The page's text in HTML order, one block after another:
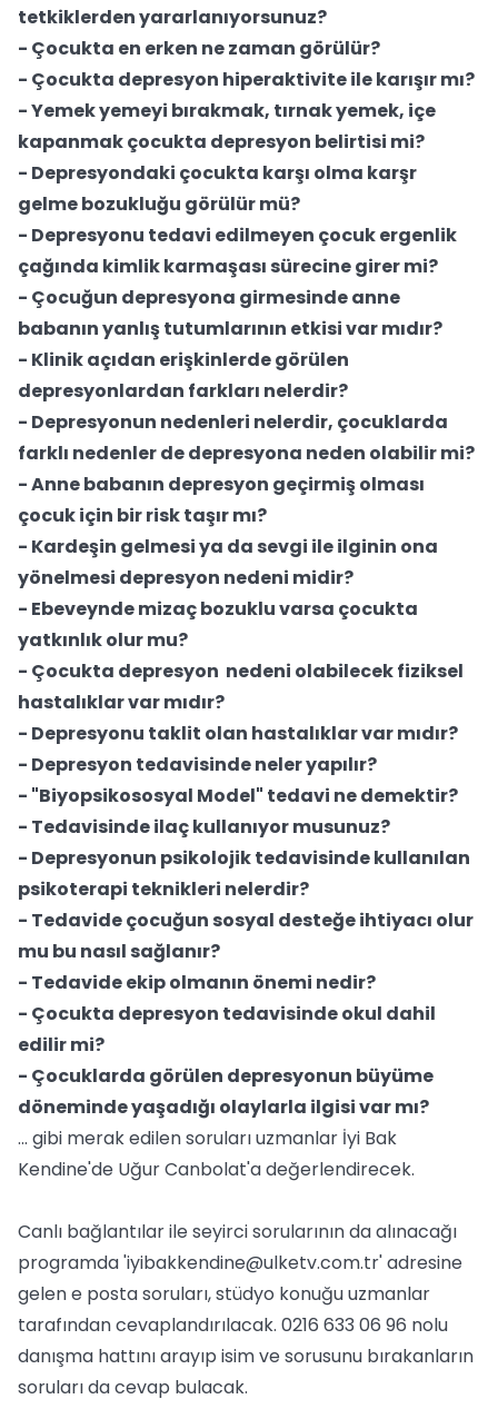
tetkiklerden yararlanıyorsunuz?
- Çocukta en erken ne zaman görülür?
- Çocukta depresyon hiperaktivite ile karışır mı?
- Yemek yemeyi bırakmak, tırnak yemek, içe
kapanmak çocukta depresyon belirtisi mi?
- Depresyondaki çocukta karşı olma karşr
gelme bozukluğu görülür mü?
- Depresyonu tedavi edilmeyen çocuk ergenlik
çağında kimlik karmaşası sürecine girer mi?
- Çocuğun depresyona girmesinde anne
babanın yanlış tutumlarının etkisi var mıdır?
- Klinik açıdan erişkinlerde görülen
depresyonlardan farkları nelerdir?
- Depresyonun nedenleri nelerdir, çocuklarda
farklı nedenler de depresyona neden olabilir mi?
- Anne babanın depresyon geçirmiş olması
çocuk için bir risk taşır mı?
- Kardeşin gelmesi ya da sevgi ile ilginin ona
yönelmesi depresyon nedeni midir?
- Ebeveynde mizaç bozuklu varsa çocukta
yatkınlık olur mu?
- Çocukta depresyon nedeni olabilecek fiziksel
hastalıklar var mıdır?
- Depresyonu taklit olan hastalıklar var mıdır?
- Depresyon tedavisinde neler yapılır?
- "Biyopsikososyal Model" tedavi ne demektir?
- Tedavisinde ilaç kullanıyor musunuz?
- Depresyonun psikolojik tedavisinde kullanılan
psikoterapi teknikleri nelerdir?
- Tedavide çocuğun sosyal desteğe ihtiyacı olur
mu bu nasıl sağlanır?
- Tedavide ekip olmanın önemi nedir?
- Çocukta depresyon tedavisinde okul dahil
edilir mi?
- Çocuklarda görülen depresyonun büyüme
döneminde yaşadığı olaylarla ilgisi var mı?
... gibi merak edilen soruları uzmanlar İyi Bak
Kendine'de Uğur Canbolat'a değerlendirecek.
Canlı bağlantılar ile seyirci sorularının da alınacağı
programda 'iyibakkendine@ulketv.com.tr' adresine
gelen e posta soruları, stüdyo konuğu uzmanlar
tarafından cevaplandırılacak. 0216 633 06 96 nolu
danışma hattını arayıp isim ve sorusunu bırakanların
soruları da cevap bulacak.